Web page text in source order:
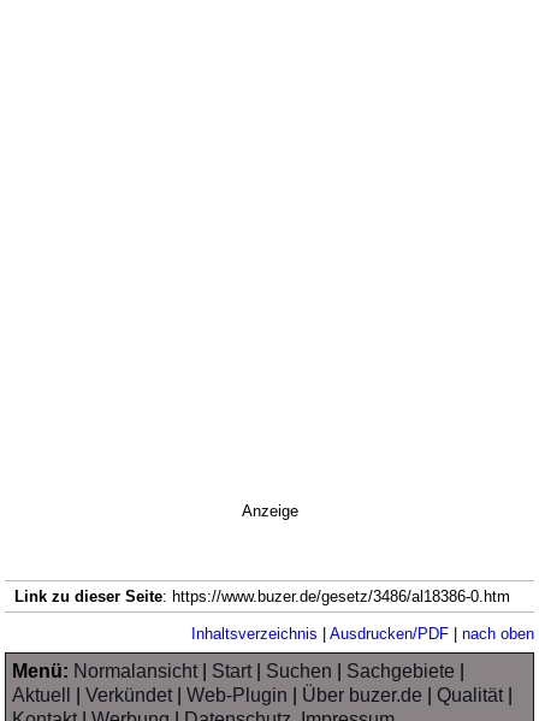
Anzeige
Link zu dieser Seite: https://www.buzer.de/gesetz/3486/al18386-0.htm
Inhaltsverzeichnis | Ausdrucken/PDF| nach oben
Menü: Normalansicht| Start| Suchen Sachgebiete
Aktuell
|Verkündet|Web-Plugin Über buzer.de |Qualität|